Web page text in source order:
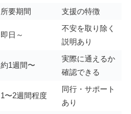
所要期間 支援の特徴
即日～
不安を取り除く
説明あり
約1週間〜
実際に通えるか
確認できる
1〜2週間程度
同行・サポート
あり